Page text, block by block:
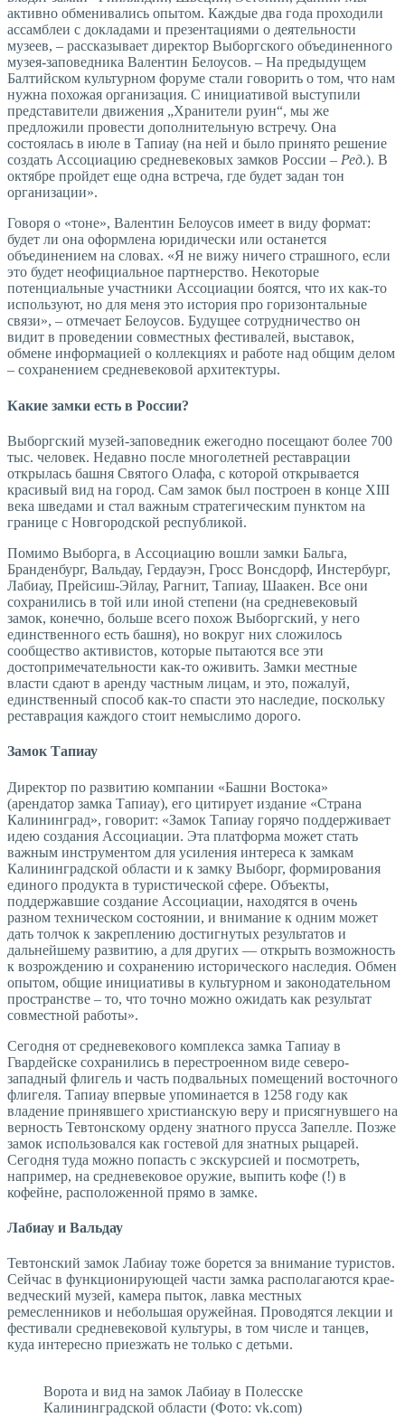
активно обменивались опытом. Каждые два года проходили
ассамблеи с докладами и презентациями о деятельности
музеев, – рассказывает директор Выборгского объединенного
музея-заповедника Валентин Белоусов. – На предыдущем
Балтийском культурном форуме стали говорить о том, что нам
нужна похожая организация. С инициативой выступили
представители движения „Хранители руин“, мы же
предложили провести дополнительную встречу. Она
состоялась в июле в Тапиау (на ней и было принято решение
создать Ассоциацию средневековых замков России – Ред.). В
октябре пройдет еще одна встреча, где будет задан тон
организации».
Говоря о «тоне», Валентин Белоусов имеет в виду формат:
будет ли она оформлена юридически или останется
объединением на словах. «Я не вижу ничего страшного, если
это будет неофициальное партнерство. Некоторые
потенциальные участники Ассоциации боятся, что их как-то
используют, но для меня это история про горизонтальные
связи», – отмечает Белоусов. Будущее сотрудничество он
видит в проведении совместных фестивалей, выставок,
обмене информацией о коллекциях и работе над общим делом
– сохранением средневековой архитектуры.
Какие замки есть в России?
Выборгский музей-заповедник ежегодно посещают более 700
тыс. человек. Недавно после многолетней реставрации
открылась башня Святого Олафа, с которой открывается
красивый вид на город. Сам замок был построен в конце XIII
века шведами и стал важным стратегическим пунктом на
границе с Новгородской республикой.
Помимо Выборга, в Ассоциацию вошли замки Бальга,
Бранденбург, Вальдау, Гердауэн, Гросс Вонсдорф, Инстербург,
Лабиау, Прейсиш-Эйлау, Рагнит, Тапиау, Шаакен. Все они
сохранились в той или иной степени (на средневековый
замок, конечно, больше всего похож Выборгский, у него
единственного есть башня), но вокруг них сложилось
сообщество активистов, которые пытаются все эти
достопримечательности как-то оживить. Замки местные
власти сдают в аренду частным лицам, и это, пожалуй,
единственный способ как-то спасти это наследие, поскольку
реставрация каждого стоит немыслимо дорого.
Замок Тапиау
Директор по развитию компании «Башни Востока»
(арендатор замка Тапиау), его цитирует издание «Страна
Калининград», говорит: «Замок Тапиау горячо поддерживает
идею создания Ассоциации. Эта платформа может стать
важным инструментом для усиления интереса к замкам
Калининградской области и к замку Выборг, формирования
единого продукта в туристической сфере. Объекты,
поддержавшие создание Ассоциации, находятся в очень
разном техническом состоянии, и внимание к одним может
дать толчок к закреплению достигнутых результатов и
дальнейшему развитию, а для других — открыть возможность
к возрождению и сохранению исторического наследия. Обмен
опытом, общие инициативы в культурном и законодательном
пространстве – то, что точно можно ожидать как результат
совместной работы».
Сегодня от средневекового комплекса замка Тапиау в
Гвардейске сохранились в перестроенном виде северо-
западный флигель и часть подвальных помещений восточного
флигеля. Тапиау впервые упоминается в 1258 году как
владение принявшего христианскую веру и присягнувшего на
верность Тевтонскому ордену знатного прусса Запелле. Позже
замок использовался как гостевой для знатных рыцарей.
Сегодня туда можно попасть с экскурсией и посмотреть,
например, на средневековое оружие, выпить кофе (!) в
кофейне, расположенной прямо в замке.
Лабиау и Вальдау
Тевтонский замок Лабиау тоже борется за внимание туристов.
Сейчас в функционирующей части замка располагаются крае­
ведческий музей, камера пыток, лавка местных
ремесленников и небольшая оружейная. Проводятся лекции и
фестивали средневековой культуры, в том числе и танцев,
куда интересно приезжать не только с детьми.
Ворота и вид на замок Лабиау в Полесске
Калининградской области (Фото: vk.com)